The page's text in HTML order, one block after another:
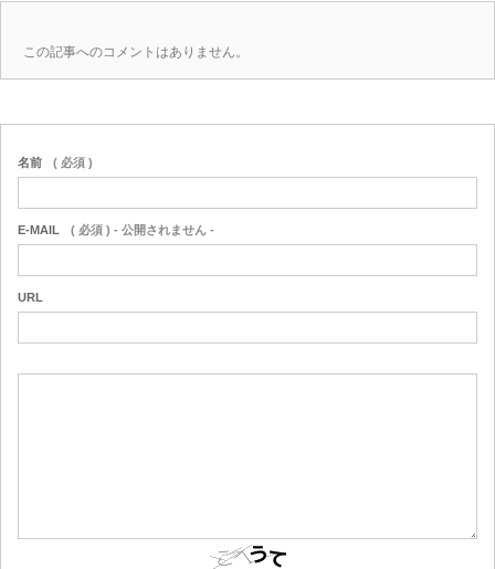
この記事へのコメントはありません。
名前 ( 必須 )
E-MAIL ( 必須 ) - 公開されません -
URL